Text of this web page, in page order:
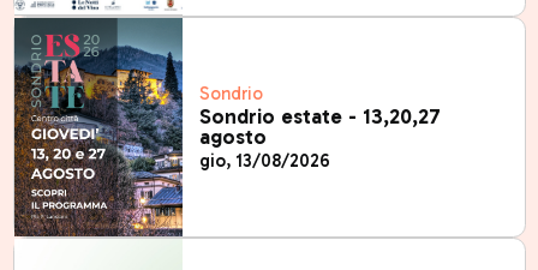
Sondrio
Sondrio estate - 13,20,27
agosto
gio, 13/08/2026